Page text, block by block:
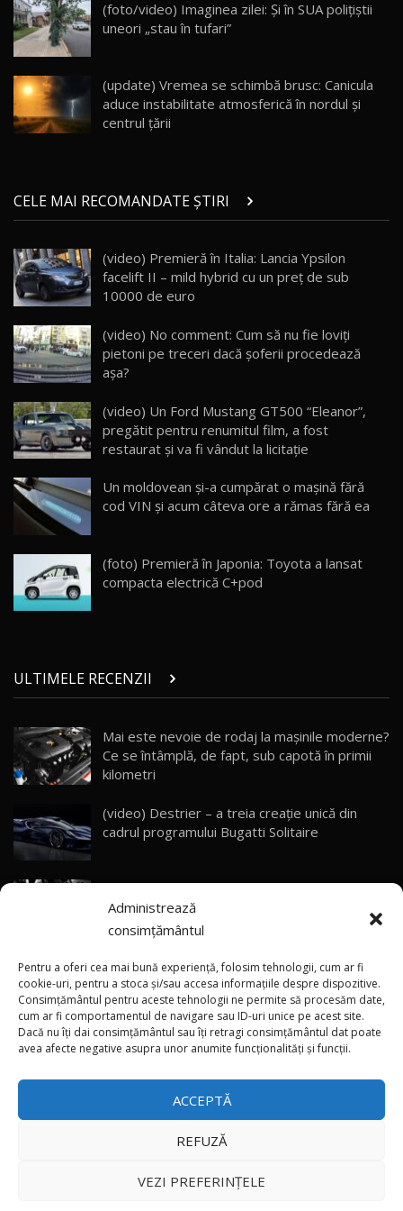
Administrează
consimțământul
Pentru a oferi cea mai bună experiență, folosim tehnologii, cum ar fi
cookie-uri, pentru a stoca și/sau accesa informațiile despre dispozitive.
Consimțământul pentru aceste tehnologii ne permite să procesăm date,
cum ar fi comportamentul de navigare sau ID-uri unice pe acest site.
Dacă nu îți dai consimțământul sau îți retragi consimțământul dat poate
avea afecte negative asupra unor anumite funcționalități și funcții.
ACCEPTĂ
REFUZĂ
VEZI PREFERINȚELE
30:08
AutoBlog.MD
23:36
20
Noul ZEEKR 7X / Test Drive AutoBlog.MD
29:08
21
AutoBlog.MD
16:59
22
Noua Mazda 6e / Test Drive AutoBlog.MD
26:59
23
Lynk & Co 01 / Test Drive AutoBlog.MD
25:19
24
Van Electric Testat în Moldova / AutoBlog.MD
26:38
25
mai Exclusiv și Puternic Defender Testat în
Moldova
32:21
26
AutoBlog.MD
10:57
28
Noul Geely Monjaro 2025! Mai ieftin și mai
dotat / Test Drive AutoBlog.MD
ZEEKR 9X - PRIMUL TEST DRIVE ÎN ROMÂNĂ!
CUM SE CONDUCE?
33:40
30
Primele impresii despre BYD Seal U DM-i,
Sealion 7 și Seal 5 DM-i / Test Drive
AutoBlog.MD
13:56
Noul Volvo EX90 / Test Drive AutoBlog.MD
32:06
33
MG RX5 - își merită banii? / Test Drive
AutoBlog.MD
34
Noul DACIA DUSTER DIESEL! Primul test drive în
română
Noul Mercedes-Benz E 350 e - cât consumă?! /
Test Drive AutoBlog.MD
(foto/video) Imaginea zilei: Și în SUA polițiștii
uneori „stau în tufari”
(update) Vremea se schimbă brusc: Canicula
aduce instabilitate atmosferică în nordul și
centrul țării
CELE MAI RECOMANDATE ȘTIRI
(video) Premieră în Italia: Lancia Ypsilon
facelift II – mild hybrid cu un preţ de sub
10000 de euro
(video) No comment: Cum să nu fie loviţi
pietoni pe treceri dacă şoferii procedează
aşa?
(video) Un Ford Mustang GT500 “Eleanor”,
pregătit pentru renumitul film, a fost
restaurat şi va fi vândut la licitaţie
Un moldovean şi-a cumpărat o maşină fără
cod VIN şi acum câteva ore a rămas fără ea
(foto) Premieră în Japonia: Toyota a lansat
compacta electrică C+pod
ULTIMELE RECENZII
Mai este nevoie de rodaj la mașinile moderne?
Ce se întâmplă, de fapt, sub capotă în primii
kilometri
(video) Destrier – a treia creație unică din
cadrul programului Bugatti Solitaire
(video) SRT prezintă tehnologia eBoost Air
care elimină decalajul turbo
ANRE: Detensionarea relativă a situației din
Golf influențează prețurile la carburanți în
Moldova
(foto/video) Imaginea zilei: Și în SUA polițiștii
uneori „stau în tufari”
×